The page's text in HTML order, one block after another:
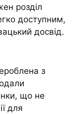
розділ
доступним,
досвід.
з
що не
для